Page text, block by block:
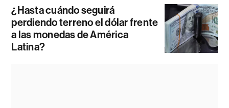
¿Hasta cuándo seguirá
perdiendo terreno el dólar frente
a las monedas de América
Latina?